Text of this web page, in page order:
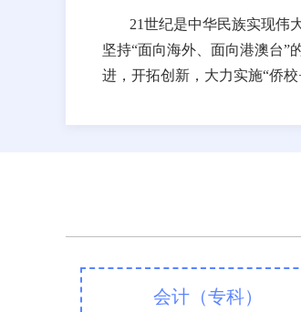
21世纪是中华民族实现伟
坚持“面向海外、面向港澳台”
进，开拓创新，大力实施“侨
会计（专科）